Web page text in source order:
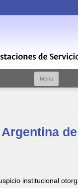
Menu
institucional